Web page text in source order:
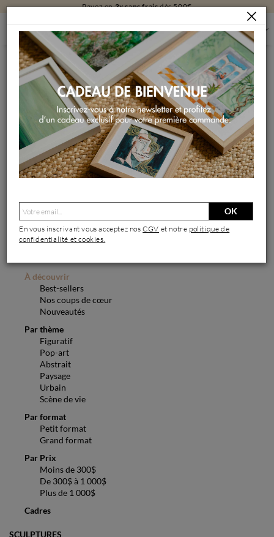
Livraisongratuiteen galerie
Aucune offre en cours pour cette
catégorie.
Retourner à la page d'accueil
ARTISTES
Nouveaux artistes
Artistes émergents
À découvrir
Best-sellers
Nos coups de cœur
Nouveautés
Par thème
Figuratif
Pop-art
Abstrait
Paysage
Urbain
Scène de vie
Par format
Petit format
Grand format
Par Prix
Moins de 300$
De 300$ à 1 000$
Plus de 1 000$
Cadres
SCULPTURES
OK
En vous inscrivant vous acceptez nosCGV et notre politique de
confidentialité et cookies.